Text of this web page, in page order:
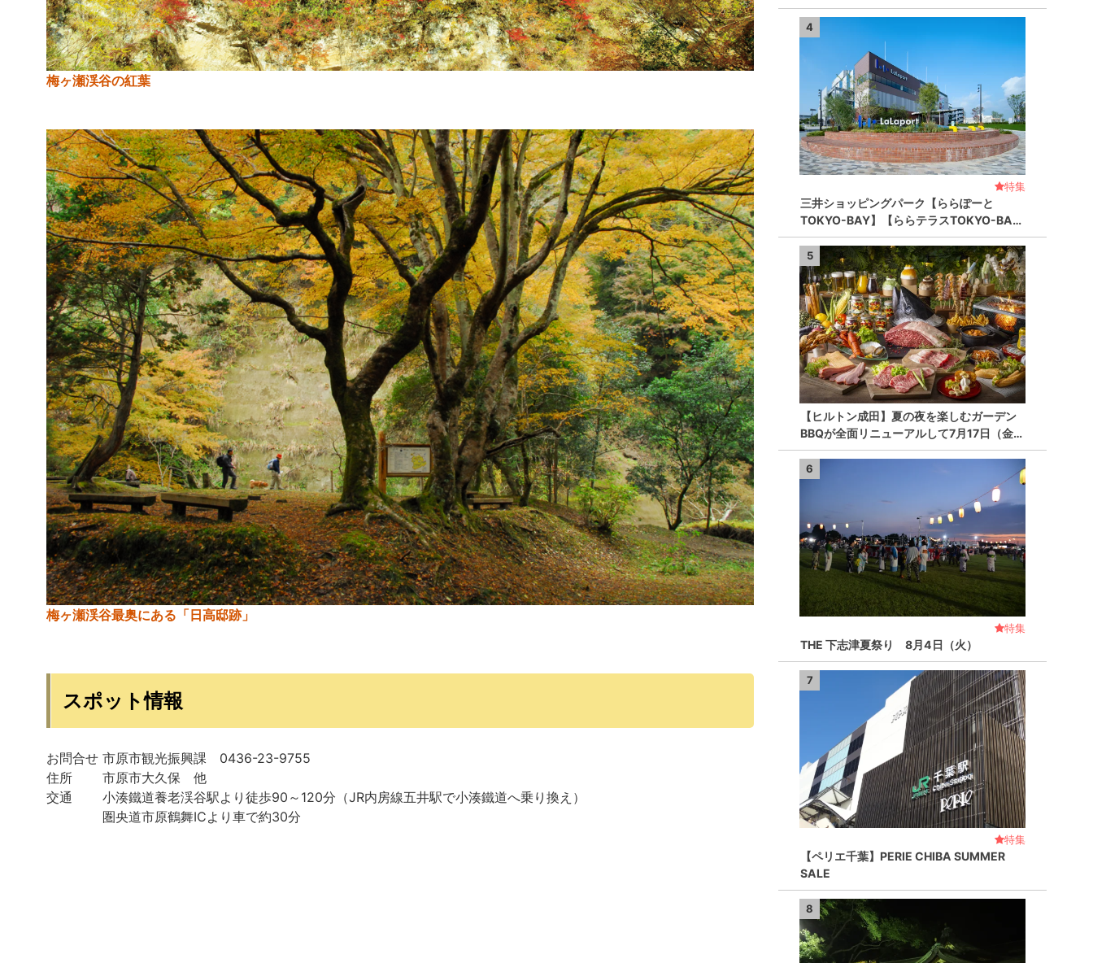
梅ヶ瀬渓谷の紅葉
梅ヶ瀬渓谷最奥にある「日高邸跡」
スポット情報
お問合せ 市原市観光振興課 0436-23-9755
住所 市原市大久保 他
交通 小湊鐵道養老渓谷駅より徒歩90～120分（JR内房線五井駅で小湊鐵道へ乗り換え）
圏央道市原鶴舞ICより車で約30分
4
特集
三井ショッピングパーク【ららぽーと
TOKYO-BAY】【ららテラスTOKYO-BA…
5
【ヒルトン成田】夏の夜を楽しむガーデン
BBQが全面リニューアルして7月17日（金…
6
特集
THE 下志津夏祭り 8月4日（火）
7
特集
【ペリエ千葉】PERIE CHIBA SUMMER
SALE
8